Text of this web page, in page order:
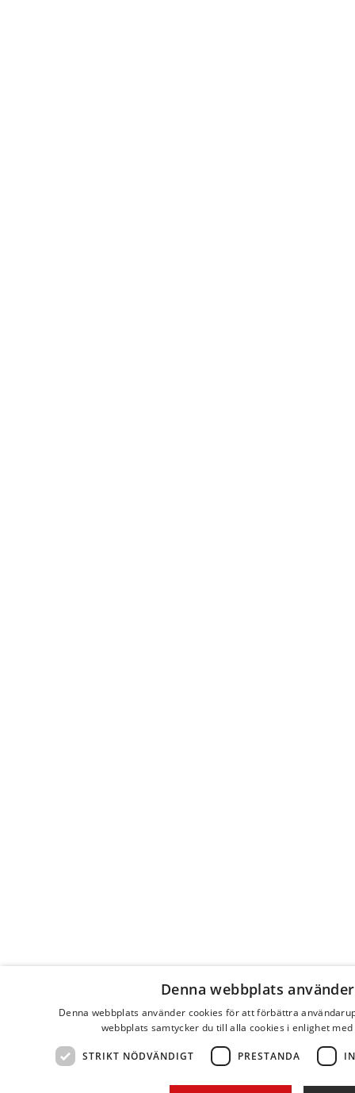
Denna webbplats
Denna webbplats använder cookies för att förbättra
webbplats samtycker du till alla cookies i enlighet
STRIKT NÖDVÄNDIGT PRESTANDA